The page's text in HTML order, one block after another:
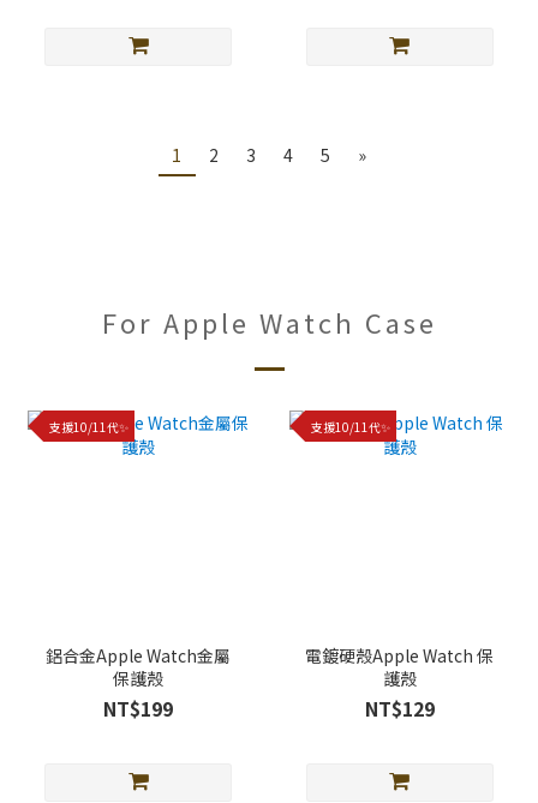
1 2 3 4 5 »
For Apple Watch Case
支援10/11代✨
鋁合金Apple Watch金屬
保護殼
NT$199
支援10/11代✨
電鍍硬殼Apple Watch 保
護殼
NT$129